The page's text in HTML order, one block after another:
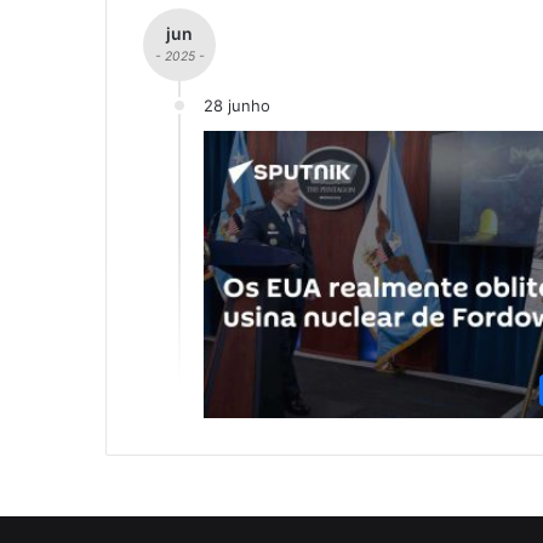
jun
- 2025 -
28 junho